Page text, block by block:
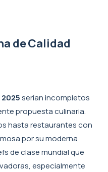
de Calidad
serían incompletos
propuesta culinaria.
hasta restaurantes con
por su moderna
de clase mundial que
especialmente